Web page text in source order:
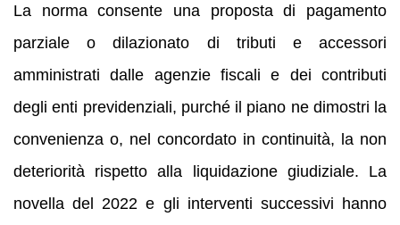
La norma consente una proposta di pagamento
parziale o dilazionato di tributi e accessori
amministrati dalle agenzie fiscali e dei contributi
degli enti previdenziali, purché il piano ne dimostri la
convenienza o, nel concordato in continuità, la non
deteriorità rispetto alla liquidazione giudiziale. La
novella del 2022 e gli interventi successivi hanno